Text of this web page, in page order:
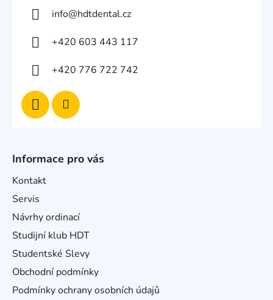
info@hdtdental.cz
+420 603 443 117
+420 776 722 742
Informace pro vás
Kontakt
Servis
Návrhy ordinací
Studijní klub HDT
Studentské Slevy
Obchodní podmínky
Podmínky ochrany osobních údajů